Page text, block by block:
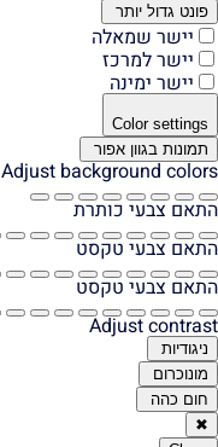
פונט גדול יותר
יישר שמאלה
יישר למרכז
יישר ימינה
Color settings
תמונות בגוון אפור
Adjust background colors
התאם צבעי כותרת
התאם צבעי טקסט
התאם צבעי טקסט
Adjust contrast
ניגודיות
מונוכרום
חום כהה
✖